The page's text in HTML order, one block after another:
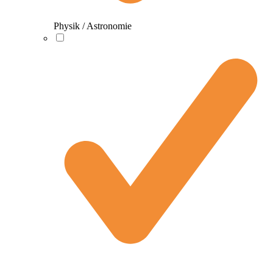
Physik / Astronomie